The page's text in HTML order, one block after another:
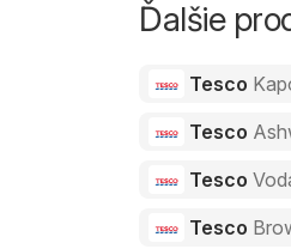
Ďalšie
Tesco
Tesco
Tesco
Tesco